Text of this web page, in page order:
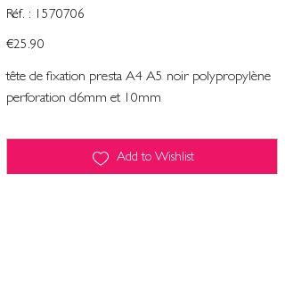
Réf. :
SKU
1570706
1570706
Price
€25.90
tête de fixation presta A4 A5 noir polypropylène
perforation d6mm et 10mm
Add to Wishlist